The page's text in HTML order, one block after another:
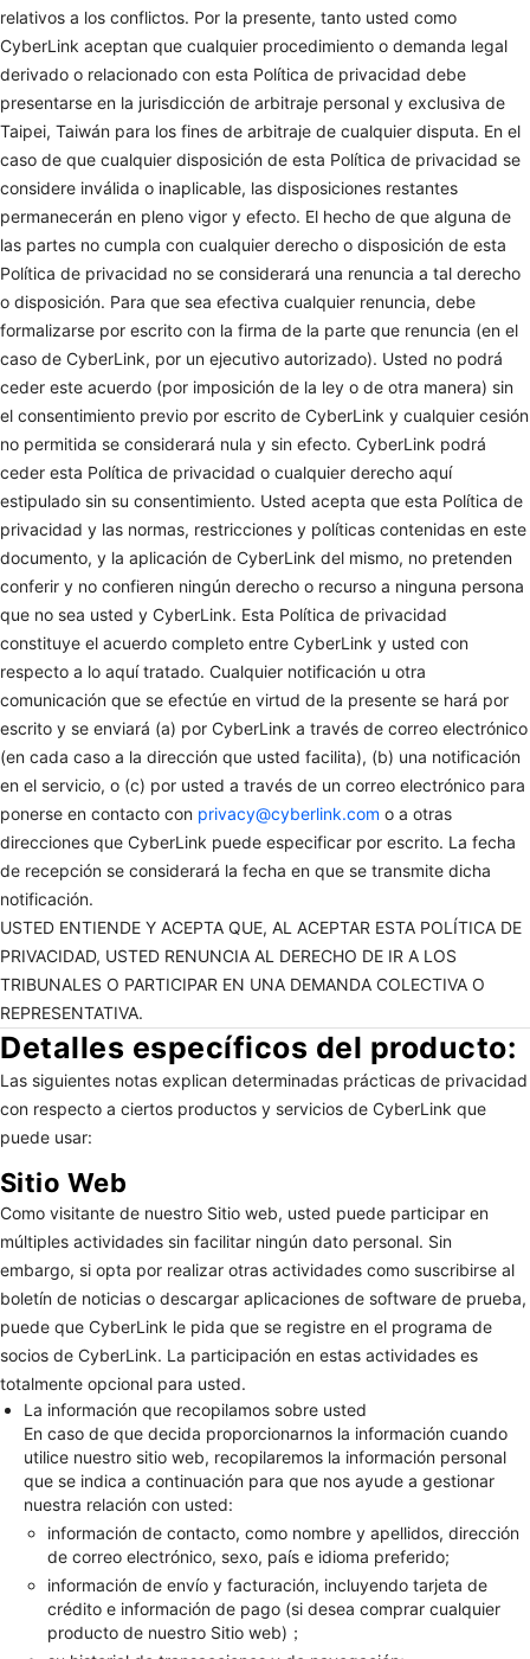
relativos a los conflictos. Por la presente, tanto usted como
CyberLink aceptan que cualquier procedimiento o demanda legal
derivado o relacionado con esta Política de privacidad debe
presentarse en la jurisdicción de arbitraje personal y exclusiva de
Taipei, Taiwán para los fines de arbitraje de cualquier disputa. En el
caso de que cualquier disposición de esta Política de privacidad se
considere inválida o inaplicable, las disposiciones restantes
permanecerán en pleno vigor y efecto. El hecho de que alguna de
las partes no cumpla con cualquier derecho o disposición de esta
Política de privacidad no se considerará una renuncia a tal derecho
o disposición. Para que sea efectiva cualquier renuncia, debe
formalizarse por escrito con la firma de la parte que renuncia (en el
caso de CyberLink, por un ejecutivo autorizado). Usted no podrá
ceder este acuerdo (por imposición de la ley o de otra manera) sin
el consentimiento previo por escrito de CyberLink y cualquier cesión
no permitida se considerará nula y sin efecto. CyberLink podrá
ceder esta Política de privacidad o cualquier derecho aquí
estipulado sin su consentimiento. Usted acepta que esta Política de
privacidad y las normas, restricciones y políticas contenidas en este
documento, y la aplicación de CyberLink del mismo, no pretenden
conferir y no confieren ningún derecho o recurso a ninguna persona
que no sea usted y CyberLink. Esta Política de privacidad
constituye el acuerdo completo entre CyberLink y usted con
respecto a lo aquí tratado. Cualquier notificación u otra
comunicación que se efectúe en virtud de la presente se hará por
escrito y se enviará (a) por CyberLink a través de correo electrónico
(en cada caso a la dirección que usted facilita), (b) una notificación
en el servicio, o (c) por usted a través de un correo electrónico para
ponerse en contacto con privacy@cyberlink.com o a otras
direcciones que CyberLink puede especificar por escrito. La fecha
de recepción se considerará la fecha en que se transmite dicha
notificación.
USTED ENTIENDE Y ACEPTA QUE, AL ACEPTAR ESTA POLÍTICA DE
PRIVACIDAD, USTED RENUNCIA AL DERECHO DE IR A LOS
TRIBUNALES O PARTICIPAR EN UNA DEMANDA COLECTIVA O
REPRESENTATIVA.
Detalles específicos del producto:
Las siguientes notas explican determinadas prácticas de privacidad
con respecto a ciertos productos y servicios de CyberLink que
puede usar:
Sitio Web
Como visitante de nuestro Sitio web, usted puede participar en
múltiples actividades sin facilitar ningún dato personal. Sin
embargo, si opta por realizar otras actividades como suscribirse al
boletín de noticias o descargar aplicaciones de software de prueba,
puede que CyberLink le pida que se registre en el programa de
socios de CyberLink. La participación en estas actividades es
totalmente opcional para usted.
La información que recopilamos sobre usted
En caso de que decida proporcionarnos la información cuando
utilice nuestro sitio web, recopilaremos la información personal
que se indica a continuación para que nos ayude a gestionar
nuestra relación con usted:
información de contacto, como nombre y apellidos, dirección
de correo electrónico, sexo, país e idioma preferido;
información de envío y facturación, incluyendo tarjeta de
crédito e información de pago (si desea comprar cualquier
producto de nuestro Sitio web)；